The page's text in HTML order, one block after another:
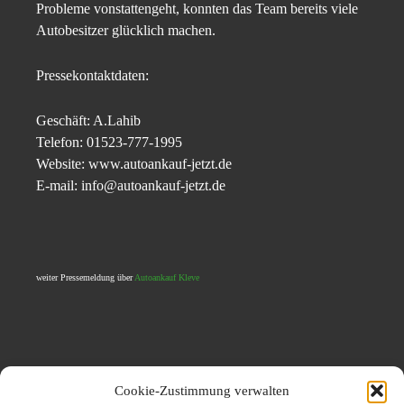
Cookie-Zustimmung verwalten
Probleme vonstattengeht, konnten das Team bereits viele
Autobesitzer glücklich machen.
Pressekontaktdaten:
Geschäft: A.Lahib
Telefon: 01523-777-1995
Website: www.autoankauf-jetzt.de
E-mail: info@autoankauf-jetzt.de
weiter Pressemeldung überAutoankauf Kleve